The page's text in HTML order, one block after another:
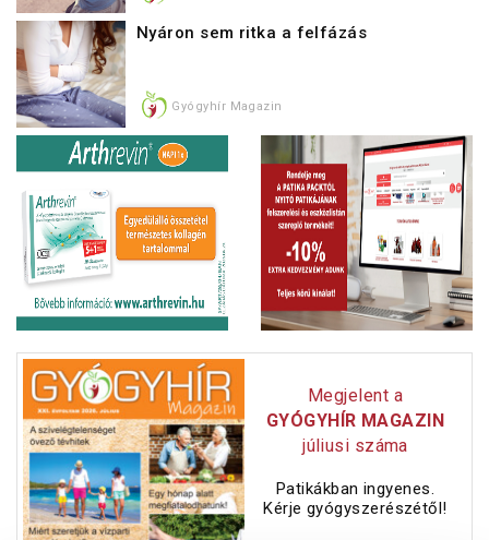
Nyáron sem ritka a felfázás
Gyógyhír Magazin
Megjelent a
GYÓGYHÍR MAGAZIN
júliusi száma
Patikákban ingyenes.
Kérje gyógyszerészétől!